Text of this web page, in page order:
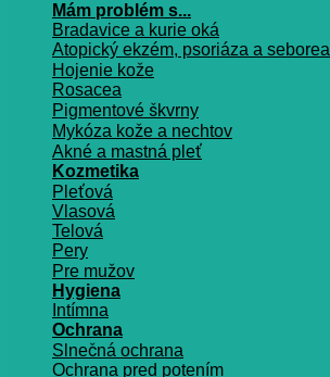
Mám problém s...
Bradavice a kurie oká
Atopický ekzém, psoriáza a seborea
Hojenie kože
Rosacea
Pigmentové škvrny
Mykóza kože a nechtov
Akné a mastná pleť
Kozmetika
Pleťová
Vlasová
Telová
Pery
Pre mužov
Hygiena
Intímna
Ochrana
Slnečná ochrana
Ochrana pred potením